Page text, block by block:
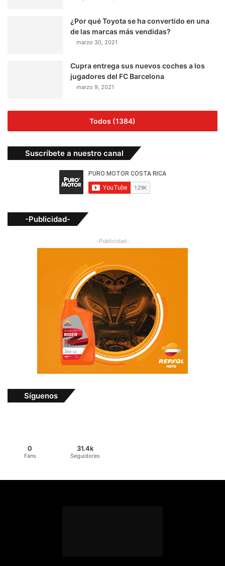
¿Por qué Toyota se ha convertido en una
de las marcas más vendidas?
marzo 30, 2021
Cupra entrega sus nuevos coches a los
jugadores del FC Barcelona
marzo 9, 2021
Todos (1384)
Suscríbete a nuestro canal
-Publicidad-
-Publicidad-
Síguenos
0
Fans
31.4k
Seguidores